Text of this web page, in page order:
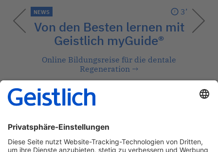
NEWS 3’
Von den Besten lernen mit
Geistlich myGuide®
Online Bildungsreise für die dentale
Regeneration →